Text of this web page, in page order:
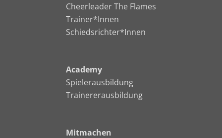
Cheerleader The Flames
Trainer*Innen
Schiedsrichter*Innen
Academy
Spielerausbildung
Trainererausbildung
Mitmachen